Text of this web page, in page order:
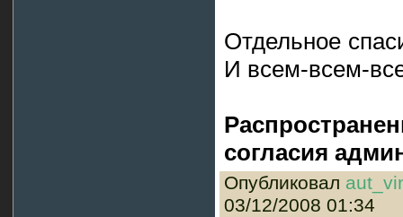
Отдельное
И всем-всем-
согласия
Опубликовал
03/12/2008 01:34